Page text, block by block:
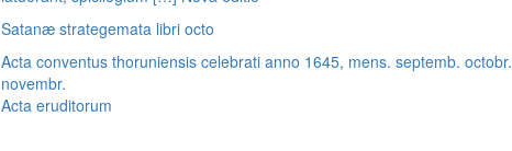
Satanæ strategemata libri octo
Acta conventus thoruniensis celebrati anno 1645, mens. septemb. octobr.
novembr.
Acta eruditorum